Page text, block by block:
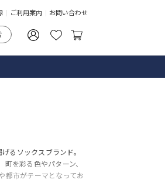
ご利用案内 お問い合わせ
るソックスブランド。
を彩る色やパターン、
都市がテーマとなってお